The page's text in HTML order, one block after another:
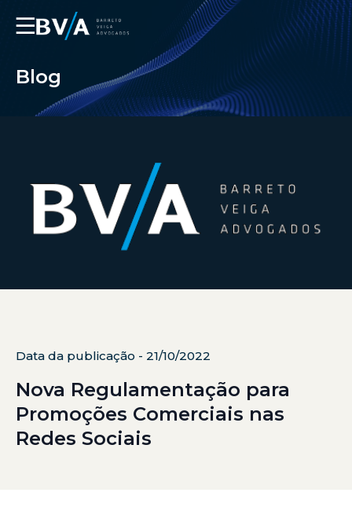
☰
Blog
Data da publicação - 21/10/2022
Nova Regulamentação para
Promoções Comerciais nas
Redes Sociais